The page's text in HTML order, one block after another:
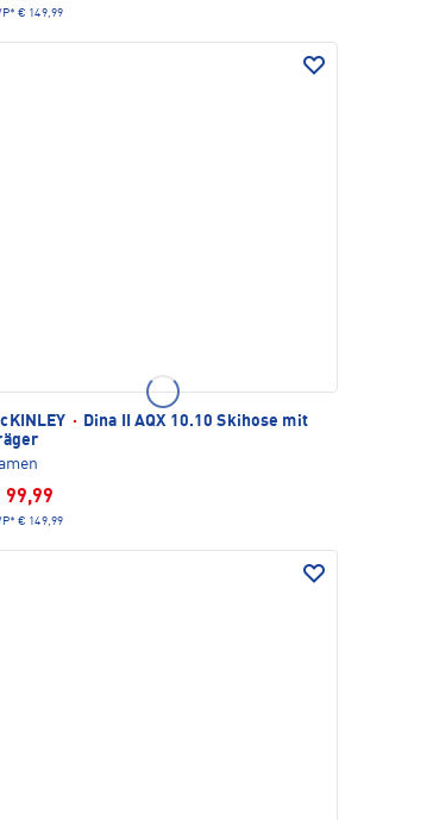
€ 149,99
·
Dina II AQX 10.10 Skihose mit
99,99
€ 149,99